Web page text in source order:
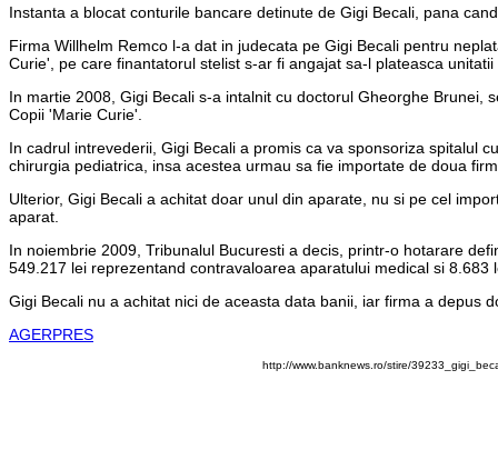
Instanta a blocat conturile bancare detinute de Gigi Becali, pana
Firma Willhelm Remco l-a dat in judecata pe Gigi Becali pentru
Curie', pe care finantatorul stelist s-ar fi angajat sa-l plateasca
In martie 2008, Gigi Becali s-a intalnit cu doctorul Gheorghe
Copii 'Marie Curie'.
In cadrul intrevederii, Gigi Becali a promis ca va sponsoriza spitalul
chirurgia pediatrica, insa acestea urmau sa fie importate de doua
Ulterior, Gigi Becali a achitat doar unul din aparate, nu si pe cel
aparat.
In noiembrie 2009, Tribunalul Bucuresti a decis, printr-o hotarare
549.217 lei reprezentand contravaloarea aparatului medical si 8.683
Gigi Becali nu a achitat nici de aceasta data banii, iar firma a depus
AGERPRES
http://www.banknews.ro/stire/